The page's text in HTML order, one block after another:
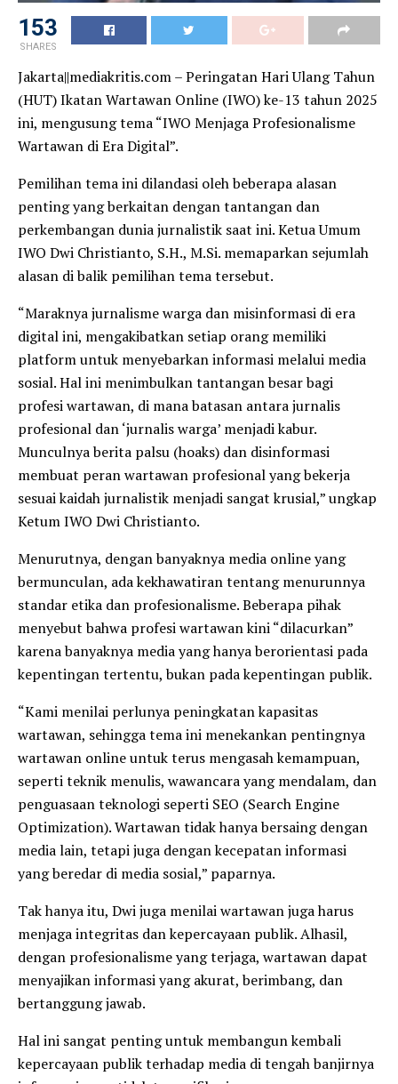
153
SHARES
Jakarta||mediakritis.com – Peringatan Hari Ulang Tahun
(HUT) Ikatan Wartawan Online (IWO) ke-13 tahun 2025
ini, mengusung tema “IWO Menjaga Profesionalisme
Wartawan di Era Digital”.
Pemilihan tema ini dilandasi oleh beberapa alasan
penting yang berkaitan dengan tantangan dan
perkembangan dunia jurnalistik saat ini. Ketua Umum
IWO Dwi Christianto, S.H., M.Si. memaparkan sejumlah
alasan di balik pemilihan tema tersebut.
“Maraknya jurnalisme warga dan misinformasi di era
digital ini, mengakibatkan setiap orang memiliki
platform untuk menyebarkan informasi melalui media
sosial. Hal ini menimbulkan tantangan besar bagi
profesi wartawan, di mana batasan antara jurnalis
profesional dan ‘jurnalis warga’ menjadi kabur.
Munculnya berita palsu (hoaks) dan disinformasi
membuat peran wartawan profesional yang bekerja
sesuai kaidah jurnalistik menjadi sangat krusial,” ungkap
Ketum IWO Dwi Christianto.
Menurutnya, dengan banyaknya media online yang
bermunculan, ada kekhawatiran tentang menurunnya
standar etika dan profesionalisme. Beberapa pihak
menyebut bahwa profesi wartawan kini “dilacurkan”
karena banyaknya media yang hanya berorientasi pada
kepentingan tertentu, bukan pada kepentingan publik.
“Kami menilai perlunya peningkatan kapasitas
wartawan, sehingga tema ini menekankan pentingnya
wartawan online untuk terus mengasah kemampuan,
seperti teknik menulis, wawancara yang mendalam, dan
penguasaan teknologi seperti SEO (Search Engine
Optimization). Wartawan tidak hanya bersaing dengan
media lain, tetapi juga dengan kecepatan informasi
yang beredar di media sosial,” paparnya.
Tak hanya itu, Dwi juga menilai wartawan juga harus
menjaga integritas dan kepercayaan publik. Alhasil,
dengan profesionalisme yang terjaga, wartawan dapat
menyajikan informasi yang akurat, berimbang, dan
bertanggung jawab.
Hal ini sangat penting untuk membangun kembali
kepercayaan publik terhadap media di tengah banjirnya